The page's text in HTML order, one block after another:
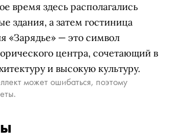
время здесь располагались
здания, а затем гостиница
«Зарядье» — это символ
центра, сочетающий в
и высокую культуру.
может ошибаться, поэтому